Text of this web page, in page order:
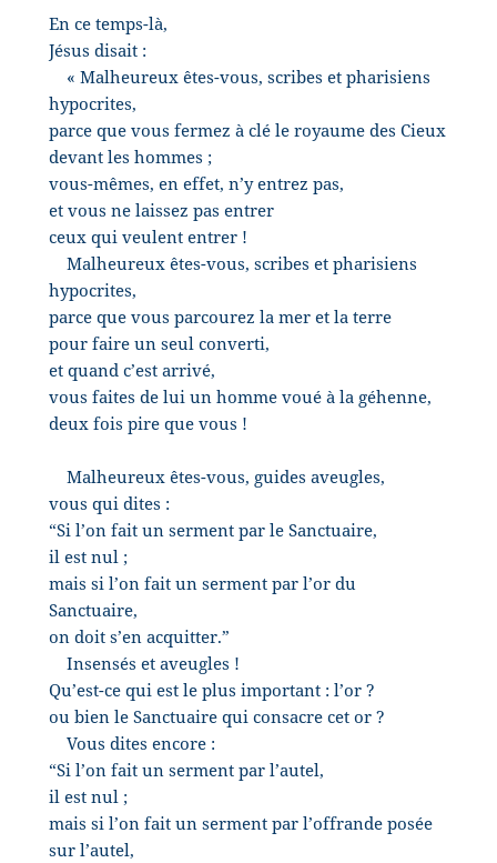
En ce temps-là,
Jésus disait :
« Malheureux êtes-vous, scribes et pharisiens
hypocrites,
parce que vous fermez à clé le royaume des Cieux
devant les hommes ;
vous-mêmes, en effet, n’y entrez pas,
et vous ne laissez pas entrer
ceux qui veulent entrer !
Malheureux êtes-vous, scribes et pharisiens
hypocrites,
parce que vous parcourez la mer et la terre
pour faire un seul converti,
et quand c’est arrivé,
vous faites de lui un homme voué à la géhenne,
deux fois pire que vous !
Malheureux êtes-vous, guides aveugles,
vous qui dites :
“Si l’on fait un serment par le Sanctuaire,
il est nul ;
mais si l’on fait un serment par l’or du
Sanctuaire,
on doit s’en acquitter.”
Insensés et aveugles !
Qu’est-ce qui est le plus important : l’or ?
ou bien le Sanctuaire qui consacre cet or ?
Vous dites encore :
“Si l’on fait un serment par l’autel,
il est nul ;
mais si l’on fait un serment par l’offrande posée
sur l’autel,